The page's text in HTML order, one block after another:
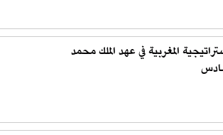
المغربية في عهد الملك محمد